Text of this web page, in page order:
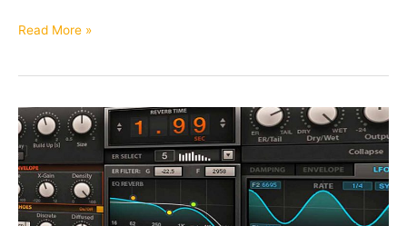
Read More »
Reverb:
Αντήχηση
–
Βάθος
ακουστικού
πεδίου